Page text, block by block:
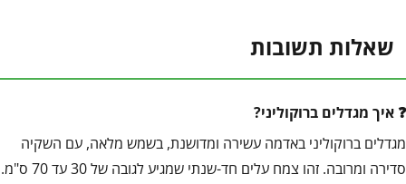
שאלות תשובות
איך מגדלים ברוקוליני?
מגדלים ברוקוליני באדמה עשירה ומדושנת, בשמש מלאה, עם השקיה
סדירה ומרובה. זהו צמח עלים חד-שנתי שמגיע לגובה של 30 עד 70 ס"מ.